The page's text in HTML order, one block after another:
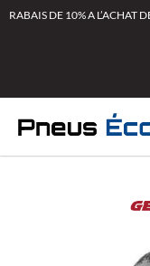
AllerRABAIS DE 10% A